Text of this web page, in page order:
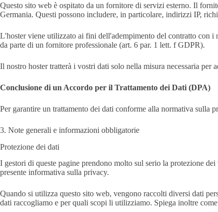
Questo sito web è ospitato da un fornitore di servizi esterno. Il
Germania. Questi possono includere, in particolare, indirizzi IP,
L'hoster viene utilizzato ai fini dell'adempimento del contratto con
da parte di un fornitore professionale (art. 6 par. 1 lett. f GDPR).
Il nostro hoster tratterà i vostri dati solo nella misura necessaria
Conclusione di un Accordo per il Trattamento dei Dati (DPA)
Per garantire un trattamento dei dati conforme alla normativa sulla
3. Note generali e informazioni obbligatorie
Protezione dei dati
I gestori di queste pagine prendono molto sul serio la protezione
presente informativa sulla privacy.
Quando si utilizza questo sito web, vengono raccolti diversi dati
dati raccogliamo e per quali scopi li utilizziamo. Spiega inoltre